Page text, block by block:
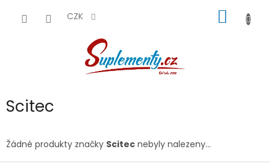
CZK
KOŠÍK
Scitec
Žádné produkty značky Scitec nebyly nalezeny...